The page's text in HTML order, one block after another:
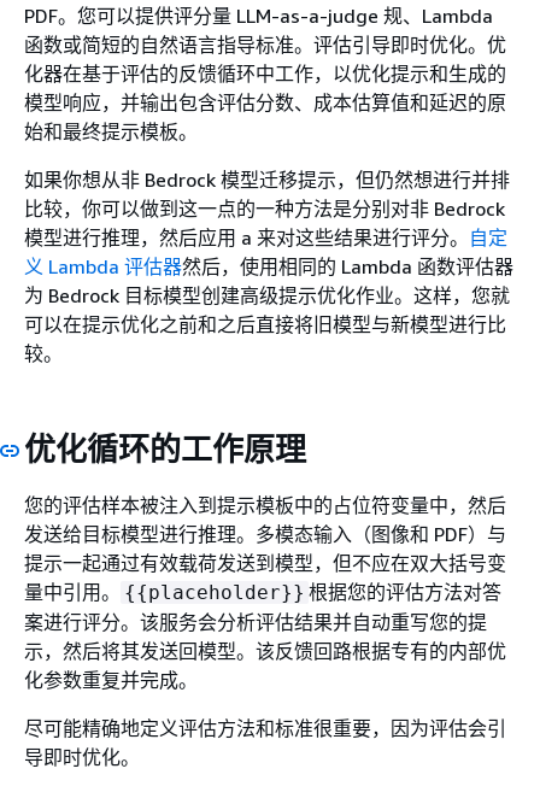
PDF。您可以提供评分量 LLM-as-a-judge 规、Lambda
函数或简短的自然语言指导标准。评估引导即时优化。优
化器在基于评估的反馈循环中工作，以优化提示和生成的
模型响应，并输出包含评估分数、成本估算值和延迟的原
始和最终提示模板。
如果你想从非 Bedrock 模型迁移提示，但仍然想进行并排
比较，你可以做到这一点的一种方法是分别对非 Bedrock
模型进行推理，然后应用 a 来对这些结果进行评分。 自定
义 Lambda 评估器然后，使用相同的 Lambda 函数评估器
为 Bedrock 目标模型创建高级提示优化作业。这样，您就
可以在提示优化之前和之后直接将旧模型与新模型进行比
较。
优化循环的工作原理
您的评估样本被注入到提示模板中的占位符变量中，然后
发送给目标模型进行推理。多模态输入（图像和 PDF）与
提示一起通过有效载荷发送到模型，但不应在双大括号变
量中引用。
{{placeholder}} 根据您的评估方法对答
案进行评分。该服务会分析评估结果并自动重写您的提
示，然后将其发送回模型。该反馈回路根据专有的内部优
化参数重复并完成。
尽可能精确地定义评估方法和标准很重要，因为评估会引
导即时优化。